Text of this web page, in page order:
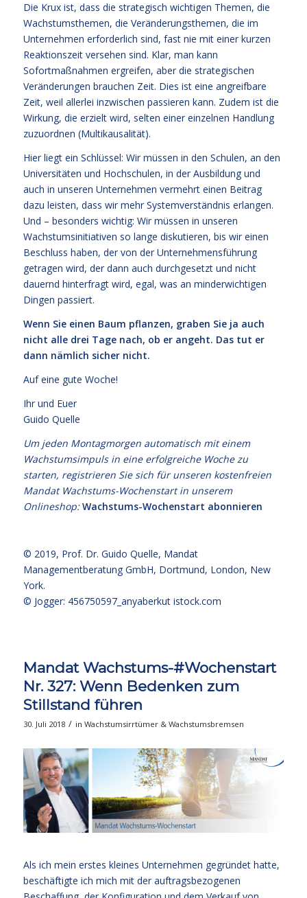
Die Krux ist, dass die strategisch wichtigen Themen, die
Wachstumsthemen, die Veränderungsthemen, die im
Unternehmen erforderlich sind, fast nie mit einer kurzen
Reaktionszeit versehen sind. Klar, man kann
Sofortmaßnahmen ergreifen, aber die strategischen
Veränderungen brauchen Zeit. Dies ist eine angreifbare
Zeit, weil allerlei inzwischen passieren kann. Zudem ist die
Wirkung, die erzielt wird, selten einer einzelnen Handlung
zuzuordnen (Multikausalität).
Hier liegt ein Schlüssel: Wir müssen in den Schulen, an den
Universitäten und Hochschulen, in der Ausbildung und
auch in unseren Unternehmen vermehrt einen Beitrag
dazu leisten, dass wir mehr Systemverständnis erlangen.
Und – besonders wichtig: Wir müssen in unseren
Wachstumsinitiativen so lange diskutieren, bis wir einen
Beschluss haben, der von der Unternehmensführung
getragen wird, der dann auch durchgesetzt und nicht
dauernd hinterfragt wird, egal, was an minderwichtigen
Dingen passiert.
Wenn Sie einen Baum pflanzen, graben Sie ja auch
nicht alle drei Tage nach, ob er angeht. Das tut er
dann nämlich sicher nicht.
Auf eine gute Woche!
Ihr und Euer
Guido Quelle
Um jeden Montagmorgen automatisch mit einem
Wachstumsimpuls in eine erfolgreiche Woche zu
starten, registrieren Sie sich für unseren kostenfreien
Mandat Wachstums-Wochenstart in unserem
Onlineshop:Wachstums-Wochenstart abonnieren
© 2019, Prof. Dr. Guido Quelle, Mandat
Managementberatung GmbH, Dortmund, London, New
York.
© Jogger: 456750597_anyaberkut istock.com
Mandat Wachstums-#Wochenstart
Nr. 327: Wenn Bedenken zum
Stillstand führen
30. Juli 2018 / in Wachstumsirrtümer & Wachstumsbremsen
Als ich mein erstes kleines Unternehmen gegründet hatte,
beschäftigte ich mich mit der auftragsbezogenen